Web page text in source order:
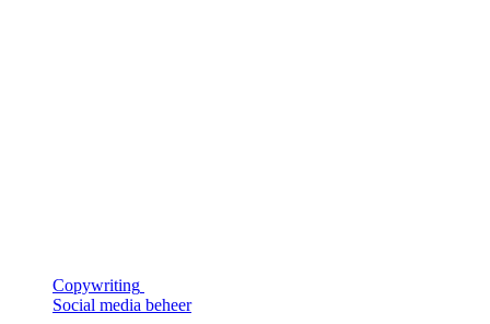
Copywriting
Social media beheer